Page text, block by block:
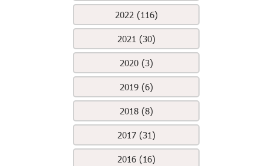
2022 (116)
2021 (30)
2020 (3)
2019 (6)
2018 (8)
2017 (31)
2016 (16)